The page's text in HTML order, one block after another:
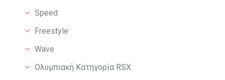
Speed
Freestyle
Wave
Ολυμπιακή Κατηγορία RSX.